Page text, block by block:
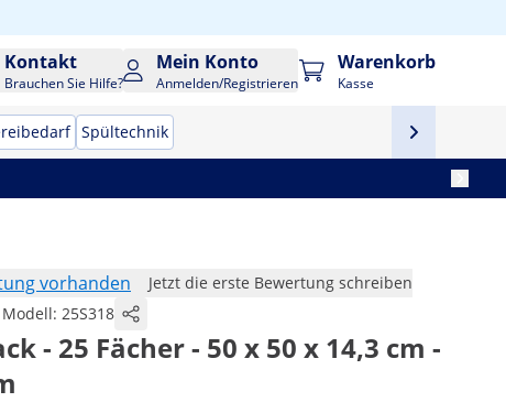
Kontakt
Brauchen Sie Hilfe?
Mein Konto
Anmelden/Registrieren
Warenkorb
Kasse
Spültechnik
vorhanden
Jetzt die erste Bewertung schreiben
Modell: 25S318
- 25 Fächer - 50 x 50 x 14,3 cm -